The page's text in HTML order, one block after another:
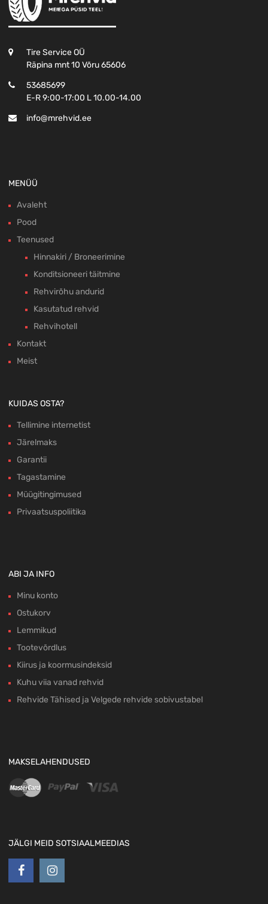
Tire Service OÜ
Räpina mnt 10 Võru 65606
53685699
E-R 9:00-17:00 L 10.00-14.00
info@mrehvid.ee
MENÜÜ
Avaleht
Pood
Teenused
Hinnakiri / Broneerimine
Konditsioneeri täitmine
Rehvirõhu andurid
Kasutatud rehvid
Rehvihotell
Kontakt
Meist
KUIDAS OSTA?
Tellimine internetist
Järelmaks
Garantii
Tagastamine
Müügitingimused
Privaatsuspoliitika
ABI JA INFO
Minu konto
Ostukorv
Lemmikud
Tootevõrdlus
Kiirus ja koormusindeksid
Kuhu viia vanad rehvid
Rehvide Tähised ja Velgede rehvide sobivustabel
MAKSELAHENDUSED
JÄLGI MEID SOTSIAALMEEDIAS